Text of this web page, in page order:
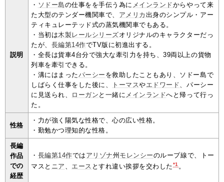
説明
・ ソドー島の仕事をを手伝う為に メインランドからやって来
た大型のテンダー機関車で、 アメリカ 出身のシンプル・アー
ティキュレーテッド式の蒸気機関車でもある。
・当初は木製レールシリーズオリジナルのキャラクターだっ
たが、 長編第14作でTV版に初進出する。
・全長は貨車4台分で強大な牽引力を持ち、39両以上の貨物
列車を牽引できる。
・溝にはまったパーシー を救助したこともあり、ソドー島で
しばらく仕事をした後に、
トーマスやエドワード 、パーシー
に見送られ、
ローガン と一緒に メインランドへと帰って行っ
た。
性格
・力が強く陽気な性格で、心の広い性格。
・勤勉かつ理知的な性格。
長編
作品
での
経歴
・ 長編第14作では アリゾナ州モレンシーのループ線で、トー
マスと ニア エース とすれ違い挨拶を交わした*1 。